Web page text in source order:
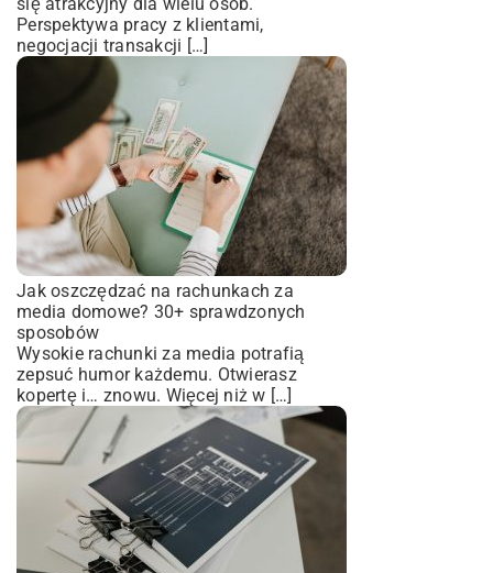
Perspektywa pracy z klientami,
negocjacji transakcji […]
Jak oszczędzać na rachunkach za
media domowe? 30+ sprawdzonych
sposobów
Wysokie rachunki za media potrafią
zepsuć humor każdemu. Otwierasz
kopertę i… znowu. Więcej niż w […]